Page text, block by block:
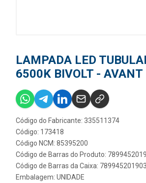
LAMPADA LED
6500K BIVOLT - AVANT
Código do Fabricante: 335511374
Código: 173418
Código NCM: 85395200
Código de Barras do Produto:
Código de Barras da Caixa:
Embalagem: UNIDADE